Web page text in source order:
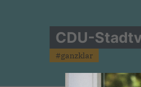
CDU-
#ganzklar